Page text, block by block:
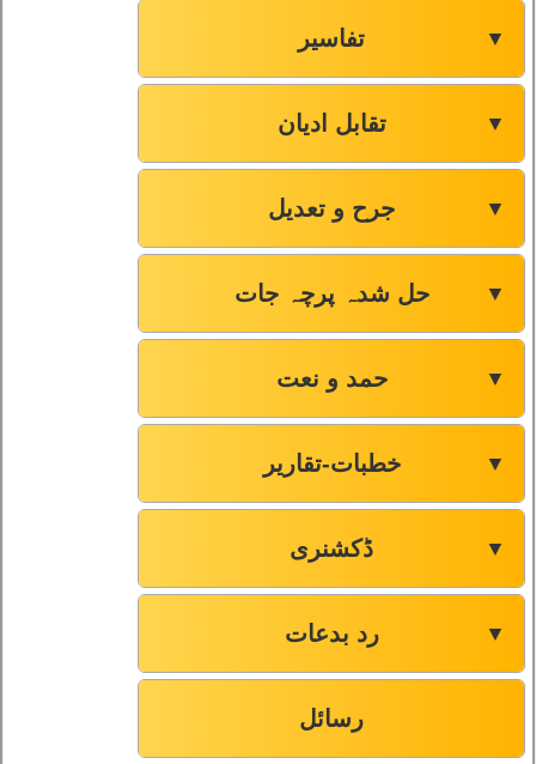
تفاسیر ▼
تقابل ادیان ▼
جرح و تعدیل ▼
حل شدہ پرچہ جات ▼
حمد و نعت ▼
خطبات-تقاریر ▼
ڈکشنری ▼
رد بدعات ▼
رسائل